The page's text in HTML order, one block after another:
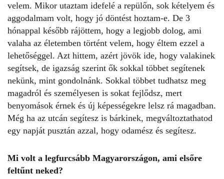
velem. Mikor utaztam idefelé a repülőn, sok kételyem és
aggodalmam volt, hogy jó döntést hoztam-e. De 3
hónappal később rájöttem, hogy a legjobb dolog, ami
valaha az életemben történt velem, hogy éltem ezzel a
lehetőséggel. Azt hittem, azért jövök ide, hogy valakinek
segítsek, de igazság szerint ők sokkal többet segítenek
nekünk, mint gondolnánk. Sokkal többet tudhatsz meg
magadról és személyesen is sokat fejlődsz, mert
benyomások érnek és új képességekre lelsz rá magadban.
Még ha az utcán segítesz is bárkinek, megváltoztathatod
egy napját pusztán azzal, hogy odamész és segítesz.
Mi volt a legfurcsább Magyarországon, ami elsőre
feltűnt neked?